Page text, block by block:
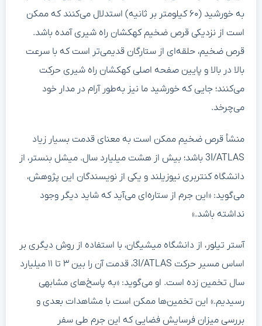
به خورشید (۶۰ کیلومتر بر ثانیه) استدلال می‌کنند که ممکن
است از نزدیکی قرص ضخیم کهکشان راه شیری آمده باشد.
قرص ضخیم، حلقه‌ای از ستارگان قدیمی‌تر است که با سرعت
بالا در بالا و پایین صفحه اصلی کهکشان راه شیری حرکت
می‌کنند؛ جایی که خورشید ما نیز به‌طور آرام در مدار خود
می‌چرخد.
منشأ قرص ضخیم ممکن است به معنای قدمت بسیار زیاد
3I/ATLAS باشد؛ بیش از هشت میلیارد سال. میشل بنستر، از
دانشگاه کنتربری نیوزیلند و یکی از نویسندگان این پژوهش،
می‌گوید: «این جرم از ستاره‌ای می‌آید که شاید دیگر وجود
نداشته باشد.»
آستر تیلور، از دانشگاه میشیگان، با استفاده از روش دیگری بر
اساس مسیر حرکت 3I/ATLAS، قدمت آن را بین ۳ تا ۱۱ میلیارد
سال تخمین زده است. او می‌گوید: «به پاسخ‌های مشابهی
رسیدیم.» این تخمین‌ها ممکن است با مشاهدات بعدی و
بررسی میزان فرسایش فضایی که این جرم طی سفر